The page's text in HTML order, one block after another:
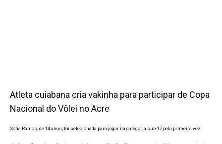
Atleta cuiabana cria vakinha para participar de Copa
Nacional do Vôlei no Acre
Sofia Ramos, de 14 anos, foi selecionada para jogar na categoria sub-17 pela primeira vez